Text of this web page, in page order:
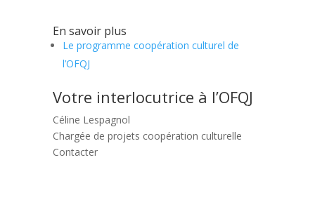
En savoir plus
Le programme coopération culturel de
l’OFQJ
Votre interlocutrice à l’OFQJ
Céline Lespagnol
Chargée de projets coopération culturelle
Contacter